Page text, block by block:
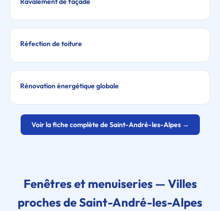
Réfection de toiture
Rénovation énergétique globale
Voir la fiche complète de Saint-André-les-Alpes →
Fenêtres et menuiseries — Villes
proches de Saint-André-les-Alpes